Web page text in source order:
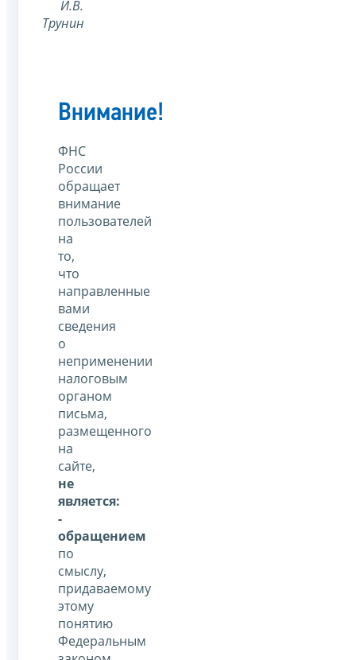
И.В.
Трунин
Внимание!
ФНС
России
обращает
внимание
пользователей
на
то,
что
направленные
вами
сведения
о
неприменении
налоговым
органом
письма,
размещенного
на
сайте,
не
является:
-
обращением
по
смыслу,
придаваемому
этому
понятию
Федеральным